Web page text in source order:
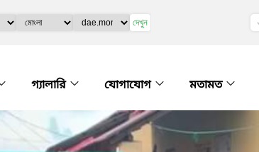
দেখুন
গ্যালারি যোগাযোগ মতামত